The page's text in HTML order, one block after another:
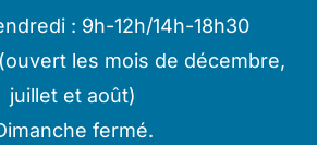
: 9h-12h/14h-18h30
les mois de décembre,
juillet et août)
fermé.